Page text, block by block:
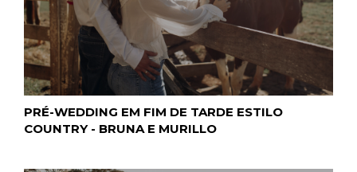
PRÉ-WEDDING EM FIM DE TARDE ESTILO
COUNTRY - BRUNA E MURILLO